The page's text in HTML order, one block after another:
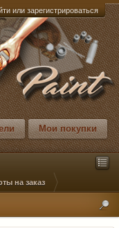
или зарегистрироваться
Мои покупки
на заказ